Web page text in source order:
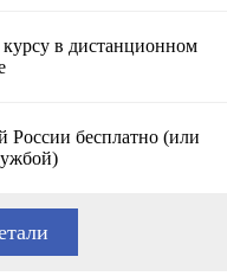
в дистанционном
России бесплатно (или